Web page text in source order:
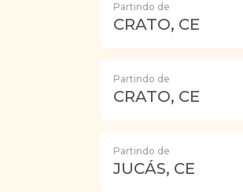
Partindo de
CRATO, CE
Partindo de
CRATO, CE
Partindo de
JUCÁS, CE